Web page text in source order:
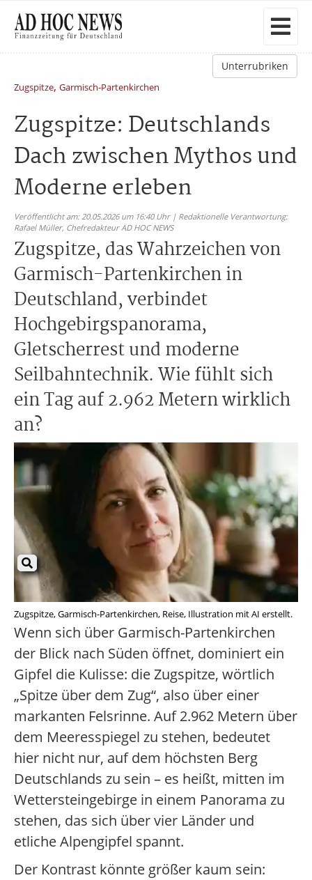
Unterrubriken
Zugspitze, Garmisch-Partenkirchen
Zugspitze: Deutschlands
Dach zwischen Mythos und
Moderne erleben
Veröffentlicht am: 20.05.2026 um 16:40 Uhr | Redaktionelle Verantwortung:
Rafael Müller, Chefredakteur AD HOC NEWS
Zugspitze, das Wahrzeichen von
Garmisch-Partenkirchen in
Deutschland, verbindet
Hochgebirgspanorama,
Gletscherrest und moderne
Seilbahntechnik. Wie fühlt sich
ein Tag auf 2.962 Metern wirklich
an?
Zugspitze, Garmisch-Partenkirchen, Reise, Illustration mit AI erstellt.
Wenn sich über Garmisch-Partenkirchen
der Blick nach Süden öffnet, dominiert ein
Gipfel die Kulisse: die Zugspitze, wörtlich
„Spitze über dem Zug“, also über einer
markanten Felsrinne. Auf 2.962 Metern über
dem Meeresspiegel zu stehen, bedeutet
hier nicht nur, auf dem höchsten Berg
Deutschlands zu sein – es heißt, mitten im
Wettersteingebirge in einem Panorama zu
stehen, das sich über vier Länder und
etliche Alpengipfel spannt.
Der Kontrast könnte größer kaum sein: